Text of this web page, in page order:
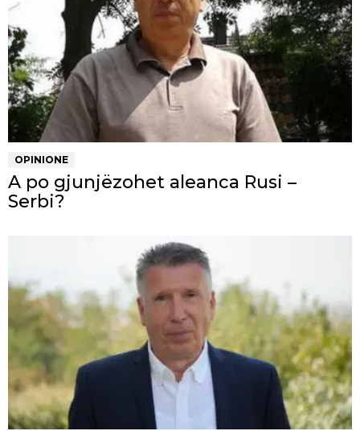
OPINIONE
A po gjunjëzohet aleanca Rusi –
Serbi?